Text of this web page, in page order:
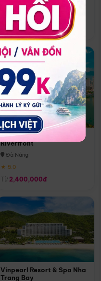
Quoc
Phú Quốc
★ 5.0
Melia Vinpearl Danang
Riverfront
Đà Nẵng
★ 5.0
Từ 2,400,000đ
Vinpearl Resort & Spa Nha
Trang Bay